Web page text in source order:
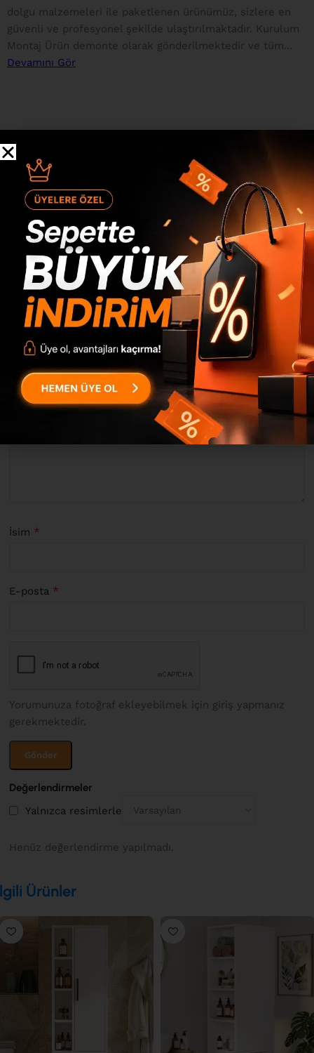
dolgu malzemeleri ile paketlenen ürünümüz, sizlere en
güvenli ve profesyonel şekilde ulaştırılmaktadır. Kurulum
Montaj Ürün demonte olarak gönderilmektedir ve tüm...
Devamını Gör
0 inceleme
0
0
0
0
Değerlendirmeler
Yalnızca resimlerle
Henüz değerlendirme yapılmadı.
“Daisy Çok Amaçlı Dolap Vileda Banyo Dolabı Keçe-Beyaz
DY1-WK” için yorum yapan ilk kişi siz olun
E-posta adresiniz yayınlanmayacak. Gerekli alanlar
ile
işaretlenmişlerdir
Derecelendirmeniz*
İsim *
E-posta *
Yorumunuza fotoğraf ekleyebilmek için giriş yapmanız
gerekmektedir.
Ürünler